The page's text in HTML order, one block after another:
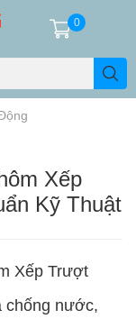
0
Xếp
Kỹ Thuật
Xếp Trượt
chống nước,